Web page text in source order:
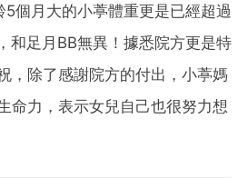
個月大的小葶體重更是已經超過
和足月BB無異！據悉院方更是特
，除了感謝院方的付出，小葶媽
命力，表示女兒自己也很努力想